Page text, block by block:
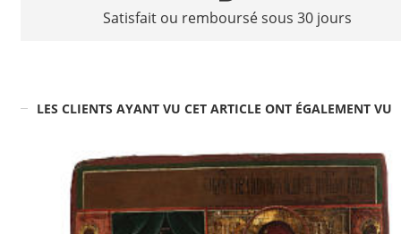
Satisfait ou remboursé sous 30 jours
LES CLIENTS AYANT VU CET ARTICLE ONT ÉGALEMENT VU